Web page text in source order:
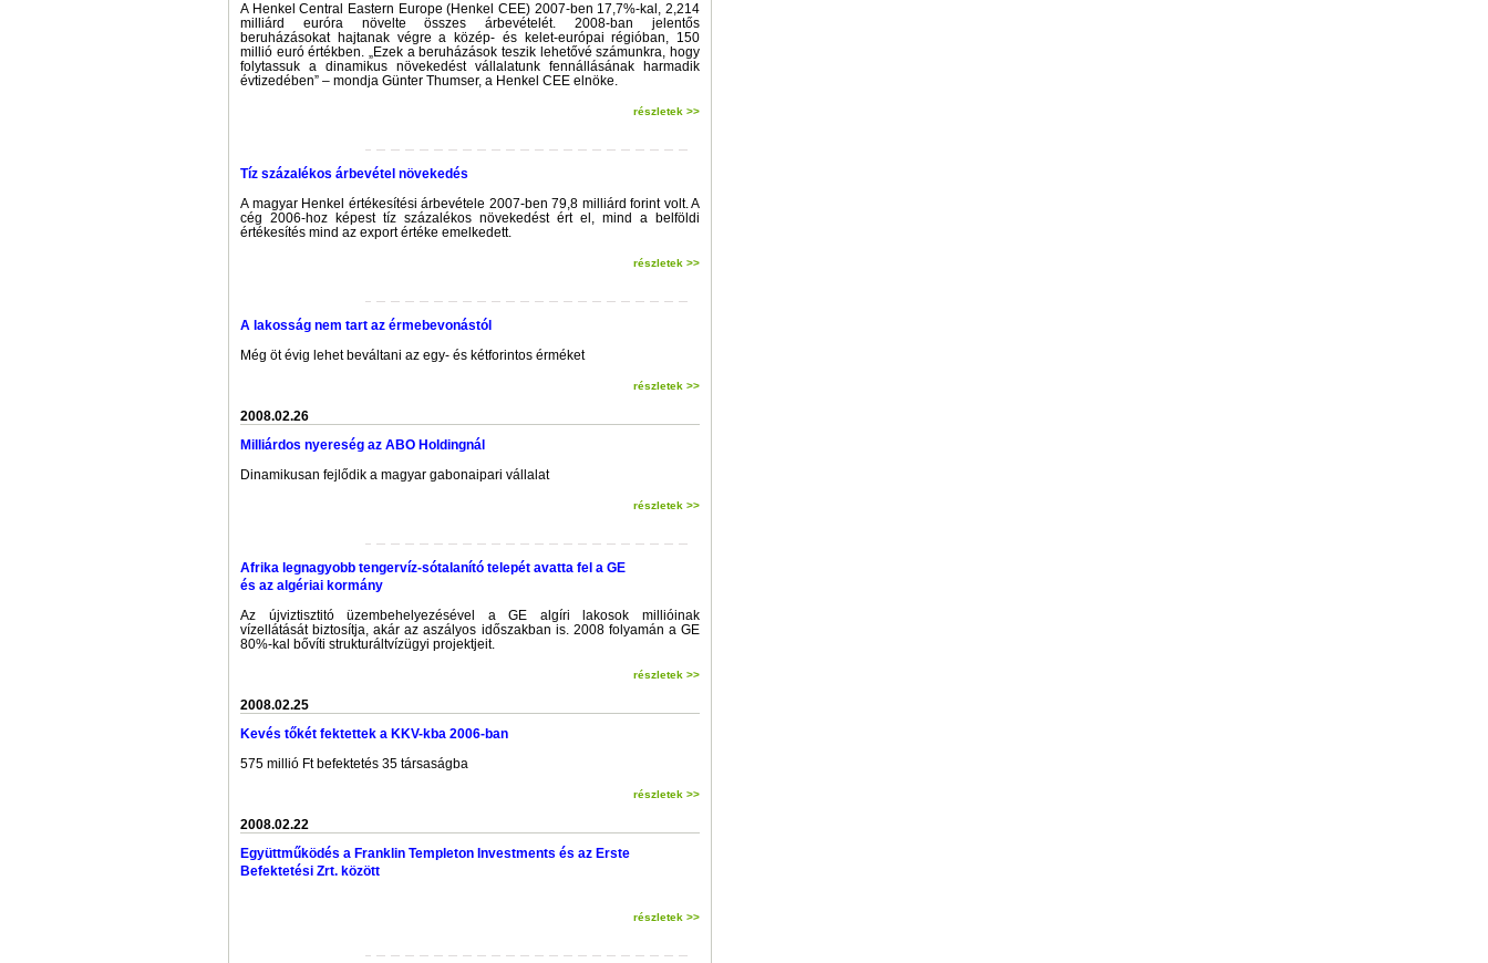
A Henkel Central Eastern Europe (Henkel CEE) 2007-ben 17,7%-kal, 2,214
milliárd euróra növelte összes árbevételét. 2008-ban jelentős
beruházásokat hajtanak végre a közép- és kelet-európai régióban, 150
millió euró értékben. „Ezek a beruházások teszik lehetővé számunkra, hogy
folytassuk a dinamikus növekedést vállalatunk fennállásának harmadik
évtizedében” – mondja Günter Thumser, a Henkel CEE elnöke.
részletek >>
Tíz százalékos árbevétel növekedés
A magyar Henkel értékesítési árbevétele 2007-ben 79,8 milliárd forint volt. A
cég 2006-hoz képest tíz százalékos növekedést ért el, mind a belföldi
értékesítés mind az export értéke emelkedett.
részletek >>
A lakosság nem tart az érmebevonástól
Még öt évig lehet beváltani az egy- és kétforintos érméket
részletek >>
2008.02.26
Milliárdos nyereség az ABO Holdingnál
Dinamikusan fejlődik a magyar gabonaipari vállalat
részletek >>
Afrika legnagyobb tengervíz-sótalanító telepét avatta fel a GE
és az algériai kormány
Az újviztisztitó üzembehelyezésével a GE algíri lakosok millióinak
vízellátását biztosítja, akár az aszályos időszakban is. 2008 folyamán a GE
80%-kal bővíti strukturáltvízügyi projektjeit.
részletek >>
2008.02.25
Kevés tőkét fektettek a KKV-kba 2006-ban
575 millió Ft befektetés 35 társaságba
részletek >>
2008.02.22
Együttműködés a Franklin Templeton Investments és az Erste
Befektetési Zrt. között
részletek >>